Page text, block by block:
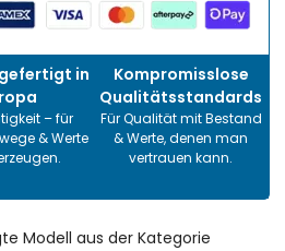
in
– für
& Werte
Kompromisslose
Qualitätsstandards
Für Qualität mit Bestand
& Werte, denen man
vertrauen kann.
Modell aus der Kategorie